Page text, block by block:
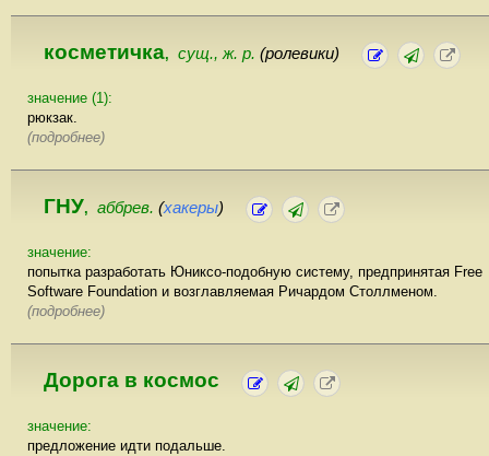
косметичка, сущ., ж. р. (ролевики)
значение (1):
рюкзак.
(подробнее)
ГНУ, аббрев. (хакеры)
значение:
попытка разработать Юниксо-подобную систему, предпринятая Free
Software Foundation и возглавляемая Ричардом Столлменом.
(подробнее)
Дорога в космос
значение:
предложение идти подальше.